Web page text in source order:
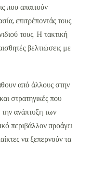
που απαιτούν
επιτρέποντάς τους
τους. Η τακτική
βελτιώσεις με
από άλλους στην
στρατηγικές που
ανάπτυξη των
περιβάλλον προάγει
να ξεπερνούν τα